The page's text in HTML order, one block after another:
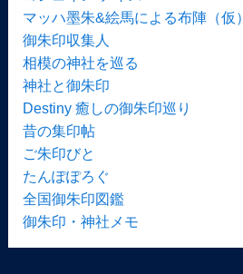
マッハ墨朱&絵馬による布陣（仮）
御朱印収集人
相模の神社を巡る
神社と御朱印
Destiny 癒しの御朱印巡り
昔の集印帖
ご朱印びと
たんぽぽろぐ
全国御朱印図鑑
御朱印・神社メモ